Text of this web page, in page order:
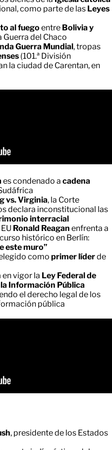
como parte de las Leyes
al fuego entre Bolivia y
Guerra del Chaco
Guerra Mundial, tropas
(101.ª División
la ciudad de Carentan, en
es condenado a cadena
vs. Virginia, la Corte
declara inconstitucional las
interracial
Ronald Reagan enfrenta a
histórico en Berlín:
este muro”
como primer líderde
en vigor la Ley Federal de
Información Pública
el derecho legal de los
pública
, presidente de los Estados